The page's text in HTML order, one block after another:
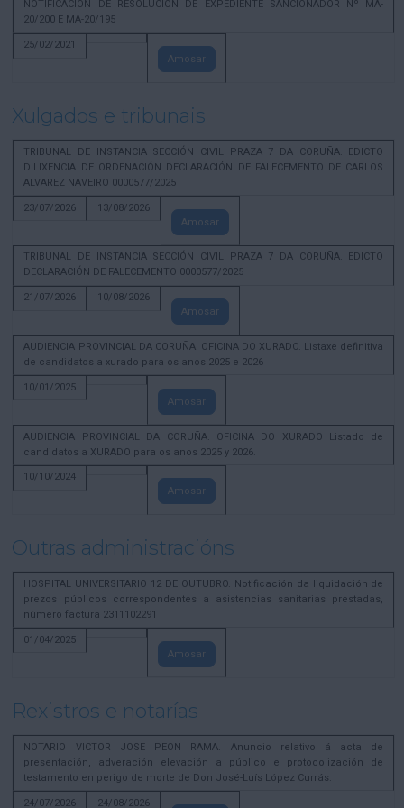
NOTIFICACION DE RESOLUCION DE EXPEDIENTE SANCIONADOR Nº MA-
20/200 E MA-20/195
25/02/2021
Amosar
Xulgados e tribunais
TRIBUNAL DE INSTANCIA SECCIÓN CIVIL PRAZA 7 DA CORUÑA. EDICTO
DILIXENCIA DE ORDENACIÓN DECLARACIÓN DE FALECEMENTO DE CARLOS
ALVAREZ NAVEIRO 0000577/2025
23/07/2026
13/08/2026
Amosar
TRIBUNAL DE INSTANCIA SECCIÓN CIVIL PRAZA 7 DA CORUÑA. EDICTO
DECLARACIÓN DE FALECEMENTO 0000577/2025
21/07/2026
10/08/2026
Amosar
AUDIENCIA PROVINCIAL DA CORUÑA. OFICINA DO XURADO. Listaxe definitiva
de candidatos a xurado para os anos 2025 e 2026
10/01/2025
Amosar
AUDIENCIA PROVINCIAL DA CORUÑA. OFICINA DO XURADO Listado de
candidatos a XURADO para os anos 2025 y 2026.
10/10/2024
Amosar
Outras administracións
HOSPITAL UNIVERSITARIO 12 DE OUTUBRO. Notificación da liquidación de
prezos públicos correspondentes a asistencias sanitarias prestadas,
número factura 2311102291
01/04/2025
Amosar
Rexistros e notarías
NOTARIO VICTOR JOSE PEON RAMA. Anuncio relativo á acta de
presentación, adveración elevación a público e protocolización de
testamento en perigo de morte de Don José-Luís López Currás.
24/07/2026
24/08/2026